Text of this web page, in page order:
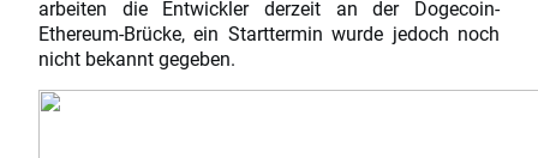
arbeiten die Entwickler derzeit an der Dogecoin-
Ethereum-Brücke, ein Starttermin wurde jedoch noch
nicht bekannt gegeben.